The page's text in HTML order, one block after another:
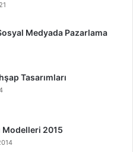
Medyada Pazarlama
Tasarımları
Modelleri 2015